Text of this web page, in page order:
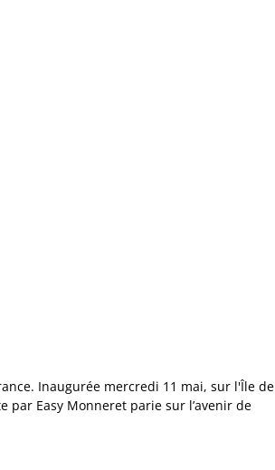
Inaugurée mercredi 11 mai, sur l'Île de
par Easy Monneret parie sur l’avenir de